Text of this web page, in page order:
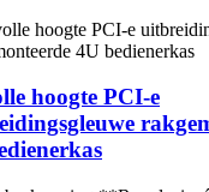
hoogte PCI-e